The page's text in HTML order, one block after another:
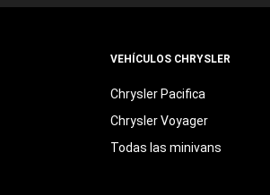
VEHÍCULOS CHRYSLER
Chrysler Pacifica
Chrysler Voyager
Todas las minivans